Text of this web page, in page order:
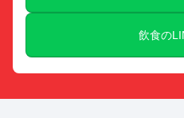
飲食の